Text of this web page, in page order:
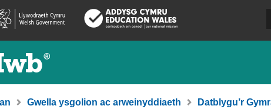
Gwella ysgolion ac arweinyddiaeth Datblygu’r